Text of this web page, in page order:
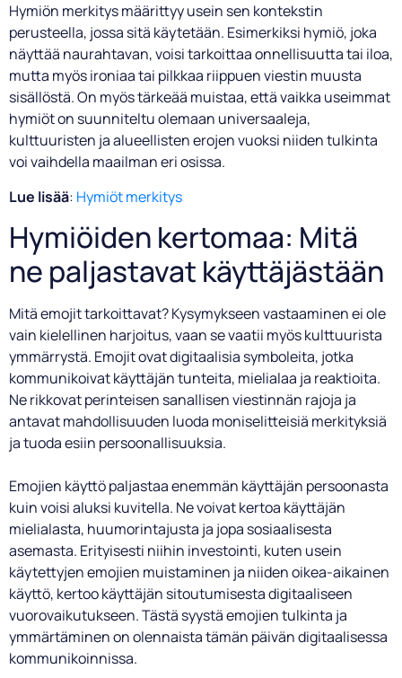
Hymiön merkitys määrittyy usein sen kontekstin
perusteella, jossa sitä käytetään. Esimerkiksi hymiö, joka
näyttää naurahtavan, voisi tarkoittaa onnellisuutta tai iloa,
mutta myös ironiaa tai pilkkaa riippuen viestin muusta
sisällöstä. On myös tärkeää muistaa, että vaikka useimmat
hymiöt on suunniteltu olemaan universaaleja,
kulttuuristen ja alueellisten erojen vuoksi niiden tulkinta
voi vaihdella maailman eri osissa.
Lue lisää: Hymiöt merkitys
Hymiöiden kertomaa: Mitä
ne paljastavat käyttäjästään
Mitä emojit tarkoittavat? Kysymykseen vastaaminen ei ole
vain kielellinen harjoitus, vaan se vaatii myös kulttuurista
ymmärrystä. Emojit ovat digitaalisia symboleita, jotka
kommunikoivat käyttäjän tunteita, mielialaa ja reaktioita.
Ne rikkovat perinteisen sanallisen viestinnän rajoja ja
antavat mahdollisuuden luoda moniselitteisiä merkityksiä
ja tuoda esiin persoonallisuuksia.
Emojien käyttö paljastaa enemmän käyttäjän persoonasta
kuin voisi aluksi kuvitella. Ne voivat kertoa käyttäjän
mielialasta, huumorintajusta ja jopa sosiaalisesta
asemasta. Erityisesti niihin investointi, kuten usein
käytettyjen emojien muistaminen ja niiden oikea-aikainen
käyttö, kertoo käyttäjän sitoutumisesta digitaaliseen
vuorovaikutukseen. Tästä syystä emojien tulkinta ja
ymmärtäminen on olennaista tämän päivän digitaalisessa
kommunikoinnissa.